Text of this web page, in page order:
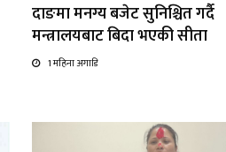
दाङमा मनग्य बजेट सुनिश्चित गर्दै
मन्त्रालयबाट बिदा भएकी सीता
1 महिना अगाडि